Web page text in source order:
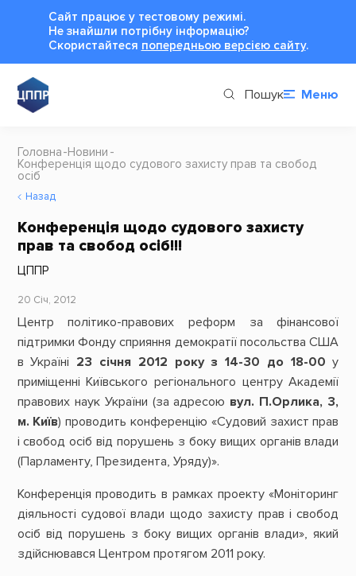
Сайт працює у тестовому режимі.
Не знайшли потрібну інформацію?
Cкористайтеся попередньою версією сайту.
Пошук Меню
Головна Новини
Конференція щодо судового захисту прав та свобод
осіб
Назад
Конференція щодо судового захисту
прав та свобод осіб!!!
ЦППР
20 Січ, 2012
Центр політико-правових реформ за фінансової
підтримки Фонду сприяння демократії посольства США
в Україні 23 січня 2012 року з 14-30 до 18-00у
приміщенні Київського регіонального центру Академії
правових наук України (за адресою вул. П.Орлика, 3,
м. Київ) проводить конференцію «Судовий захист прав
і свобод осіб від порушень з боку вищих органів влади
(Парламенту, Президента, Уряду)».
Конференція проводить в рамках проекту «Моніторинг
діяльності судової влади щодо захисту прав і свобод
осіб від порушень з боку вищих органів влади», який
здійснювався Центром протягом 2011 року.